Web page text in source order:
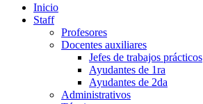
Inicio
Staff
Profesores
Docentes auxiliares
Jefes de trabajos prácticos
Ayudantes de 1ra
Ayudantes de 2da
Administrativos